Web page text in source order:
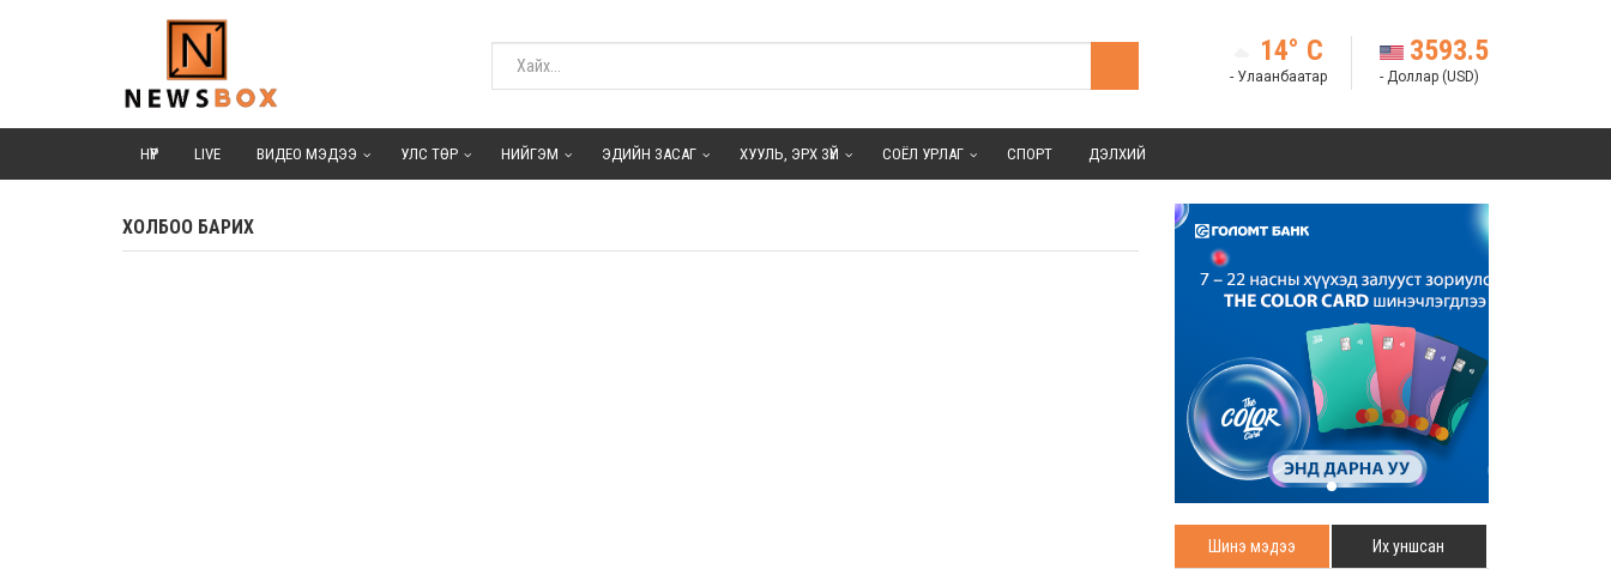
14° C
- Улаанбаатар
3593.5
- Доллар (USD)
НҮҮР LIVE ВИДЕО МЭДЭЭ УЛС ТӨР НИЙГЭМ ЭДИЙН ЗАСАГ ХУУЛЬ, ЭРХ ЗҮЙ СОЁЛ УРЛАГ СПОРТ ДЭЛХИЙ
ХОЛБОО БАРИХ
Шинэ мэдээ Их уншсан